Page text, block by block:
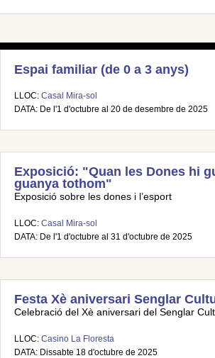
Espai familiar (de 0 a 3 anys)
LLOC: Casal Mira-sol
DATA: De l'1 d'octubre al 20 de desembre de 2025
Exposició: "Quan les Dones hi
guanya tothom"
Exposició sobre les dones i l’esport
LLOC: Casal Mira-sol
DATA: De l'1 d'octubre al 31 d'octubre de 2025
Festa Xè aniversari Senglar
Celebració del Xè aniversari del Senglar
LLOC: Casino La Floresta
DATA: Dissabte 18 d'octubre de 2025